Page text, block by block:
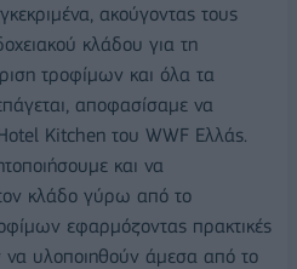
ακούγοντας τους
κλάδου για τη
τροφίμων και όλα τα
αποφασίσαμε να
Kitchen του WWF Ελλάς.
και να
κλάδο γύρω από το
εφαρμόζοντας πρακτικές
υλοποιηθούν άμεσα από το